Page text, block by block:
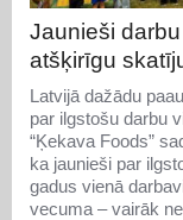
Jaunieši
atšķirīgu
Latvijā dažādu
par ilgstošu darbu
“Ķekava Foods”
ka jaunieši par
gadus vienā
vecuma – vairāk